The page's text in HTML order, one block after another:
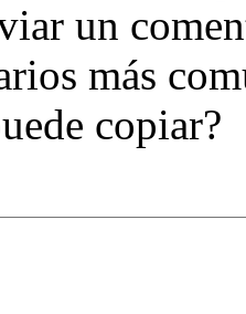
un
más
copiar?